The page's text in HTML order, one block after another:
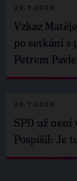
29.7.2026
Vzkaz
po setkání s
Petrem
29.7.2026
SPD už není
Pospíšil: Je